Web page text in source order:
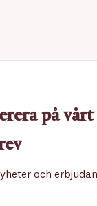
på vårt
och